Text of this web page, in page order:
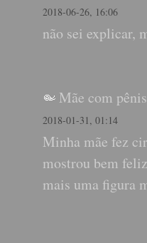
2018-06-26, 16:06
não sei explicar,
Mãe com pênis
2018-01-31, 01:14
Minha mãe fez
mostrou bem
mais uma figura